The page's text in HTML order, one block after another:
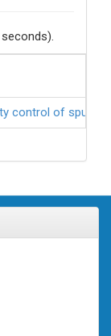
control of